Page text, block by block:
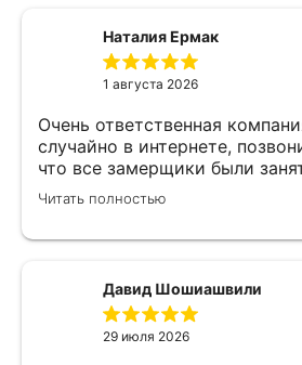
Наталия Ермак
1 августа 2026
Очень ответственная
случайно в интернете,
что все замерщики были
улетать, очень оперативно
замерщик Денис,
Читать полностью
Давид Шошиашвили
29 июля 2026